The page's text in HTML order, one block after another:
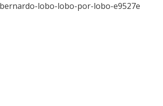
lobo-lobo-por-lobo-e9527e